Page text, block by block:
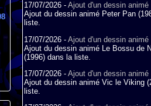
17/07/2026 - Ajout d'un dessin animé
Ajout du dessin animé Peter Pan
liste.
17/07/2026 - Ajout d'un dessin animé
Ajout du dessin animé Le Bossu de
(1996) dans la liste.
17/07/2026 - Ajout d'un dessin animé
Ajout du dessin animé Vic le Viking
liste.